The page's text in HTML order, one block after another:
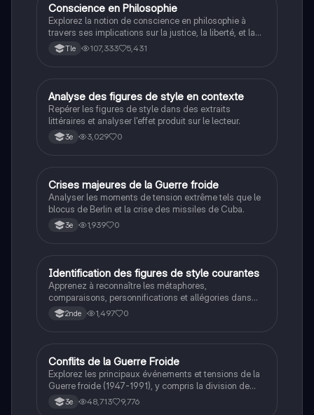
Philosophie
Conscience en Philosophie
Explorez la notion de conscience en philosophie à
travers ses implications sur la justice, la liberté, et la
connaissance. Cette fiche de révision aborde les
débats philosophiques sur la conscience, le cogito, et
étudiants en philosophie cherchant à approfondir leur
compréhension des enjeux éthiques et existentiels.
Tle 107,333 5,431
AFrançais
Analyse des figures de style en contexte
Repérer les figures de style dans des extraits
littéraires et analyser l'effet produit sur le lecteur.
3e 3,029 0
CHistoire
Crises majeures de la Guerre froide
Analyser les moments de tension extrême tels que le
blocus de Berlin et la crise des missiles de Cuba.
3e 1,939 0
IFrançais
Identification des figures de style courantes
Apprenez à reconnaître les métaphores,
comparaisons, personnifications et allégories dans
des phrases simples.
2nde 1,497 0
Histoire
Conflits de la Guerre Froide
Explorez les principaux événements et tensions de la
Guerre froide (1947-1991), y compris la division de
l'Allemagne, la crise de Cuba, la guerre du Vietnam, et
la course à l'espace. Cette fiche de révision couvre les
3e 48,713 9,776